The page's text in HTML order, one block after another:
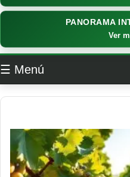
PANORAMA
Ver
☰ Menú